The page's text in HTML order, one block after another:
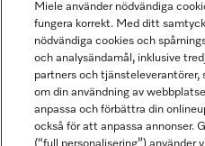
Miele på LinkedIn
Miele på Facebook
Miele påMiele på
Miele använder nödvändiga
fungera korrekt. Med ditt
nödvändiga cookies och
och analysändamål, inklusive
partners och tjänsteleverantörer,
om din användning av
anpassa och förbättra din
också för att anpassa annonser.